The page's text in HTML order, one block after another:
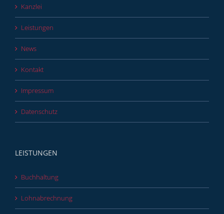
Kanzlei
Leistungen
News
Kontakt
Impressum
Datenschutz
LEISTUNGEN
Buchhaltung
Lohnabrechnung